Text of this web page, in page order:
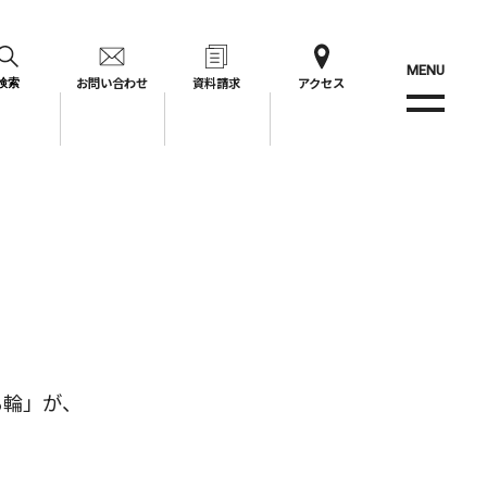
MENU
索 お問い合わせ 資料請求 アクセス
」が、